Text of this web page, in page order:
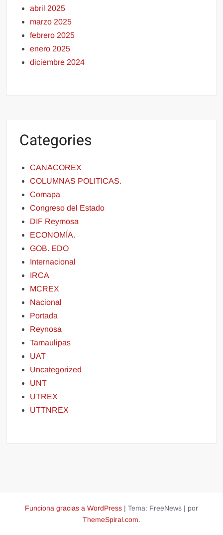
abril 2025
marzo 2025
febrero 2025
enero 2025
diciembre 2024
Categories
CANACOREX
COLUMNAS POLITICAS.
Comapa
Congreso del Estado
DIF Reymosa
ECONOMÍA.
GOB. EDO
Internacional
IRCA
MCREX
Nacional
Portada
Reynosa
Tamaulipas
UAT
Uncategorized
UNT
UTREX
UTTNREX
Funciona gracias a WordPress | Tema: FreeNews | por
ThemeSpiral.com.